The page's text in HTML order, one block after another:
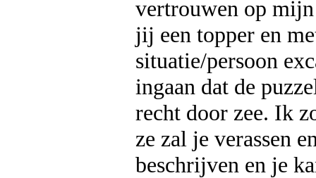
vertrouwen op
jij een topper en
situatie/persoon
ingaan dat de
recht door zee. Ik
ze zal je verassen
beschrijven en je